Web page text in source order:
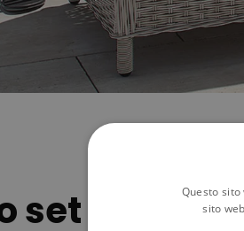
set di
Questo
sito